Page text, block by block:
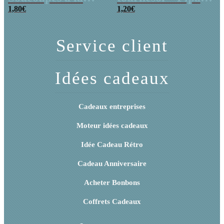
poudre (x20)
1,80€
x 3
1,20€
Service client
Idées cadeaux
Cadeaux entreprises
Moteur idées cadeaux
Idée Cadeau Rétro
Cadeau Anniversaire
Acheter Bonbons
Coffrets Cadeaux